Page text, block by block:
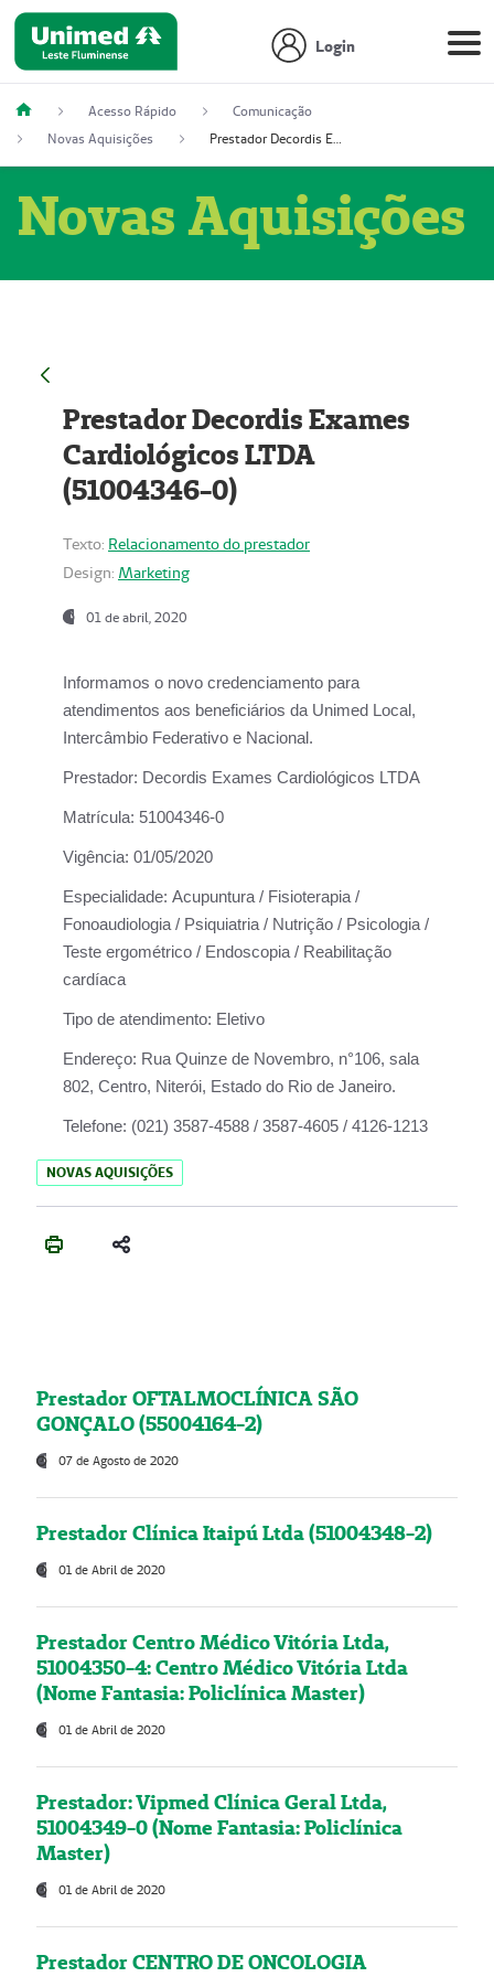
Login
Acesso Rápido
Comunicação
Novas Aquisições
Prestador Decordis Exames Cardiológicos LTDA (51004346-0)
Novas Aquisições
Prestador Decordis Exames
Cardiológicos LTDA
(51004346-0)
Texto: Relacionamento do prestador
Design: Marketing
01 de abril, 2020
Informamos o novo credenciamento para
atendimentos aos beneficiários da Unimed Local,
Intercâmbio Federativo e Nacional.
Prestador: Decordis Exames Cardiológicos LTDA
Matrícula: 51004346-0
Vigência: 01/05/2020
Especialidade: Acupuntura / Fisioterapia /
Fonoaudiologia / Psiquiatria / Nutrição / Psicologia /
Teste ergométrico / Endoscopia / Reabilitação
cardíaca
Tipo de atendimento: Eletivo
Endereço: Rua Quinze de Novembro, n°106, sala
802, Centro, Niterói, Estado do Rio de Janeiro.
Telefone: (021) 3587-4588 / 3587-4605 / 4126-1213
NOVAS AQUISIÇÕES
Prestador OFTALMOCLÍNICA SÃO
GONÇALO (55004164-2)
07 de Agosto de 2020
Prestador Clínica Itaipú Ltda (51004348-2)
01 de Abril de 2020
Prestador Centro Médico Vitória Ltda,
51004350-4: Centro Médico Vitória Ltda
(Nome Fantasia: Policlínica Master)
01 de Abril de 2020
Prestador: Vipmed Clínica Geral Ltda,
51004349-0 (Nome Fantasia: Policlínica
Master)
01 de Abril de 2020
Prestador CENTRO DE ONCOLOGIA